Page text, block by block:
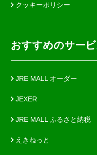
クッキーポリシー
おすすめのサー
JRE MALL オーダー
JEXER
JRE MALL ふるさと納税
えきねっと